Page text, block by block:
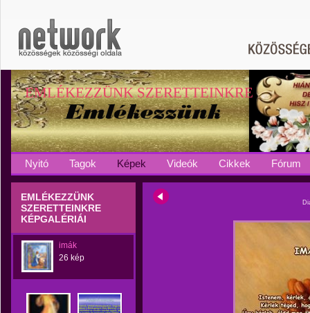
EMLÉKEZZÜNK SZERETTEINKRE
Nyitó Tagok Képek Videók Cikkek Fórum
EMLÉKEZZÜNK
SZERETTEINKRE
KÉPGALÉRIÁI
imák
26 kép